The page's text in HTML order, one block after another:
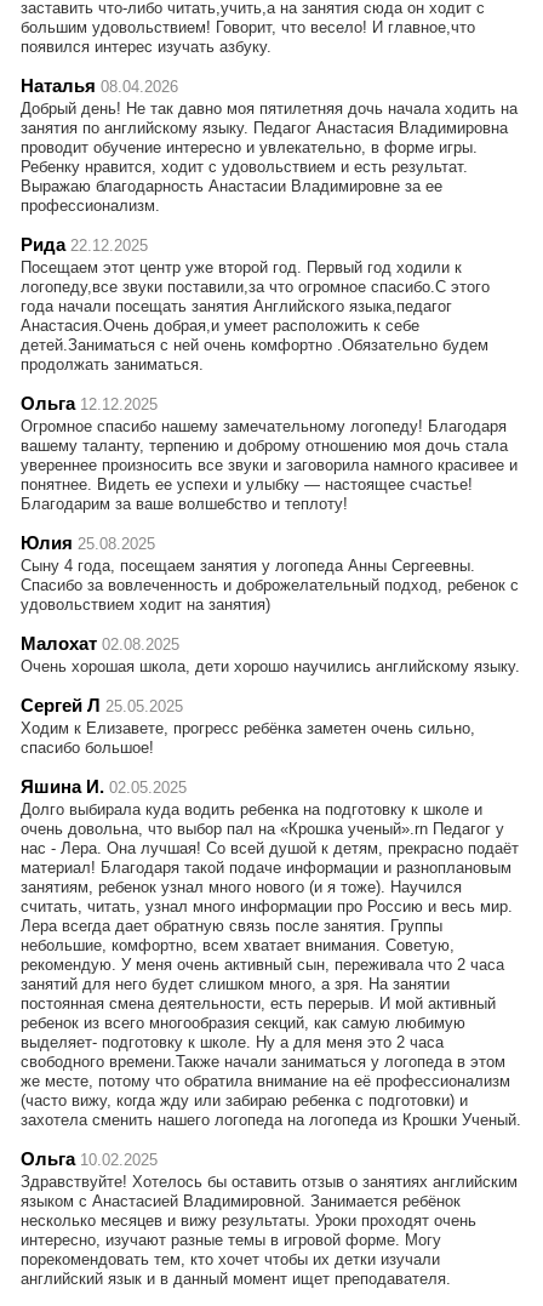
заставить что-либо читать,учить,а на занятия сюда он ходит с
большим удовольствием! Говорит, что весело! И главное,что
появился интерес изучать азбуку.
Наталья 08.04.2026
Добрый день! Не так давно моя пятилетняя дочь начала ходить на
занятия по английскому языку. Педагог Анастасия Владимировна
проводит обучение интересно и увлекательно, в форме игры.
Ребенку нравится, ходит с удовольствием и есть результат.
Выражаю благодарность Анастасии Владимировне за ее
профессионализм.
Рида 22.12.2025
Посещаем этот центр уже второй год. Первый год ходили к
логопеду,все звуки поставили,за что огромное спасибо.С этого
года начали посещать занятия Английского языка,педагог
Анастасия.Очень добрая,и умеет расположить к себе
детей.Заниматься с ней очень комфортно .Обязательно будем
продолжать заниматься.
Ольга 12.12.2025
Огромное спасибо нашему замечательному логопеду! Благодаря
вашему таланту, терпению и доброму отношению моя дочь стала
увереннее произносить все звуки и заговорила намного красивее и
понятнее. Видеть ее успехи и улыбку — настоящее счастье!
Благодарим за ваше волшебство и теплоту!
Юлия 25.08.2025
Сыну 4 года, посещаем занятия у логопеда Анны Сергеевны.
Спасибо за вовлеченность и доброжелательный подход, ребенок с
удовольствием ходит на занятия)
Малохат 02.08.2025
Очень хорошая школа, дети хорошо научились английскому языку.
Сергей Л 25.05.2025
Ходим к Елизавете, прогресс ребёнка заметен очень сильно,
спасибо большое!
Яшина И. 02.05.2025
Долго выбирала куда водить ребенка на подготовку к школе и
очень довольна, что выбор пал на «Крошка ученый».rn Педагог у
нас - Лера. Она лучшая! Со всей душой к детям, прекрасно подаёт
материал! Благодаря такой подаче информации и разноплановым
занятиям, ребенок узнал много нового (и я тоже). Научился
считать, читать, узнал много информации про Россию и весь мир.
Лера всегда дает обратную связь после занятия. Группы
небольшие, комфортно, всем хватает внимания. Советую,
рекомендую. У меня очень активный сын, переживала что 2 часа
занятий для него будет слишком много, а зря. На занятии
постоянная смена деятельности, есть перерыв. И мой активный
ребенок из всего многообразия секций, как самую любимую
выделяет- подготовку к школе. Ну а для меня это 2 часа
свободного времени.Также начали заниматься у логопеда в этом
же месте, потому что обратила внимание на её профессионализм
(часто вижу, когда жду или забираю ребенка с подготовки) и
захотела сменить нашего логопеда на логопеда из Крошки Ученый.
Ольга 10.02.2025
Здравствуйте! Хотелось бы оставить отзыв о занятиях английским
языком с Анастасией Владимировной. Занимается ребёнок
несколько месяцев и вижу результаты. Уроки проходят очень
интересно, изучают разные темы в игровой форме. Могу
порекомендовать тем, кто хочет чтобы их детки изучали
английский язык и в данный момент ищет преподавателя.